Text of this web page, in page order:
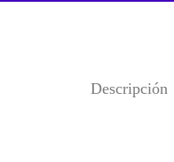
Descripción